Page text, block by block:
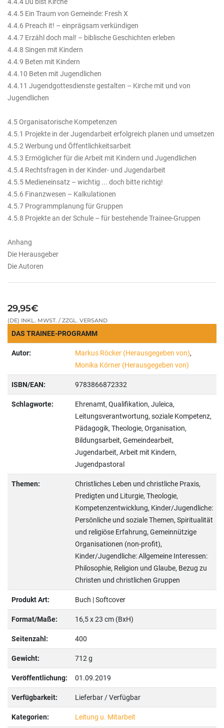
4.4.5 Ein Traum von Gemeinde: Fresh X
4.4.6 Preach it! – einprägsam verkündigen
4.4.7 Erzähl doch mal! – biblische Geschichten erleben
4.4.8 Singen mit Kindern
4.4.9 Beten mit Kindern
4.4.10 Beten mit Jugendlichen
4.4.11 Jugendgottesdienste gestalten – Kirche mit und von
Jugendlichen
4.5 Organisatorische Kompetenzen
4.5.1 Projekte in der Jugendarbeit erfolgreich planen und umsetzen
4.5.2 Werbung und Öffentlichkeitsarbeit
4.5.3 Ermöglicher für die Arbeit mit Kindern und Jugendlichen
4.5.4 Rechtsfragen in der Kinder- und Jugendarbeit
4.5.5 Medieneinsatz – wichtig ... doch bitte richtig!
4.5.6 Finanzwesen – Kalkulationen
4.5.7 Programmplanung für Gruppen
4.5.8 Projekte an der Schule – für bestehende Trainee-Gruppen
Anhang
Die Herausgeber
Die Autoren
29,95€
(DE) INKL. MWST. / ZZGL. VERSAND
DAS TRAINEE-PROGRAMM
Autor: Markus Röcker (Herausgegeben von),
Monika Körner (Herausgegeben von)
ISBN/EAN: 9783866872332
Schlagworte:
Ehrenamt, Qualifikation, Juleica,
Leitungsverantwortung, soziale Kompetenz,
Pädagogik, Theologie, Organisation,
Bildungsarbeit, Gemeindearbeit,
Jugendarbeit, Arbeit mit Kindern,
Jugendpastoral
Themen:
Christliches Leben und christliche Praxis,
Predigten und Liturgie, Theologie,
Kompetenzentwicklung, Kinder/Jugendliche:
Persönliche und soziale Themen, Spiritualität
und religiöse Erfahrung, Gemeinnützige
Organisationen (non-profit),
Kinder/Jugendliche: Allgemeine Interessen:
Philosophie, Religion und Glaube, Bezug zu
Christen und christlichen Gruppen
Produkt Art: Buch | Softcover
Format/Maße: 16,5 x 23 cm (BxH)
Seitenzahl: 400
Gewicht: 712 g
Veröffentlichung: 01.09.2019
Verfügbarkeit: Lieferbar / Verfügbar
Kategorien: Leitung u. Mitarbeit